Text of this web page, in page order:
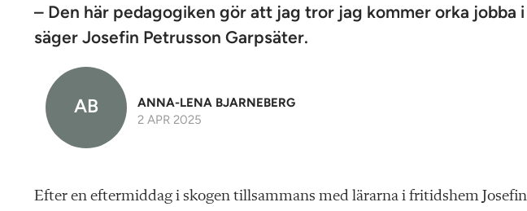
– Den här pedagogiken gör att jag tror jag kommer orka jobba
säger Josefin Petrusson Garpsäter.
AB
ANNA-LENA BJARNEBERG
2 APR 2025
Efter en eftermiddag i skogen tillsammans med lärarna i fritidshem